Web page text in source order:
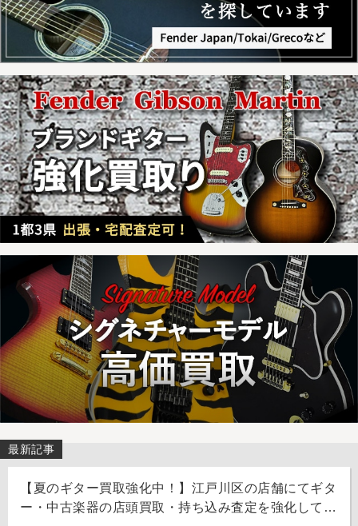
最新記事
【夏のギター買取強化中！】江戸川区の店舗にてギタ
ー・中古楽器の店頭買取・持ち込み査定を強化してお